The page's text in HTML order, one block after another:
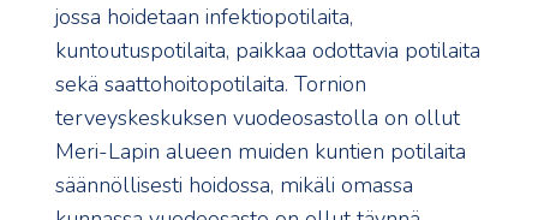
jossa hoidetaan infektiopotilaita,
kuntoutuspotilaita, paikkaa odottavia potilaita
sekä saattohoitopotilaita. Tornion
terveyskeskuksen vuodeosastolla on ollut
Meri-Lapin alueen muiden kuntien potilaita
säännöllisesti hoidossa, mikäli omassa